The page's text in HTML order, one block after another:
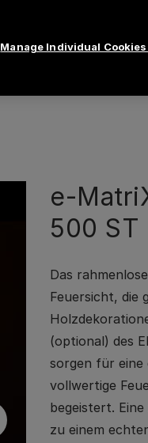
e-
500 ST
Das
Feuersicht, die
(optional) des
sorgen für eine
vollwertige
begeistert.
zu einem
Manage Individual